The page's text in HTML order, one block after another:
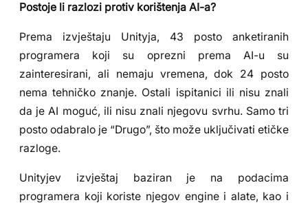
Postoje li razlozi protiv korištenja AI-a?
Prema izvještaju Unityja, 43 posto anketiranih
programera koji su oprezni prema AI-u su
zainteresirani, ali nemaju vremena, dok 24 posto
nema tehničko znanje. Ostali ispitanici ili nisu znali
da je AI moguć, ili nisu znali njegovu svrhu. Samo tri
posto odabralo je “Drugo”, što može uključivati etičke
razloge.
Unityjev izvještaj baziran je na podacima
programera koji koriste njegov engine i alate, kao i